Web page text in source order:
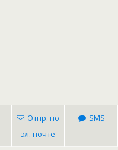
Отпр. по
эл. почте
SMS